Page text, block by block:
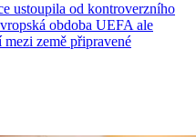
ustoupila od kontroverzního
obdoba UEFA ale
země připravené